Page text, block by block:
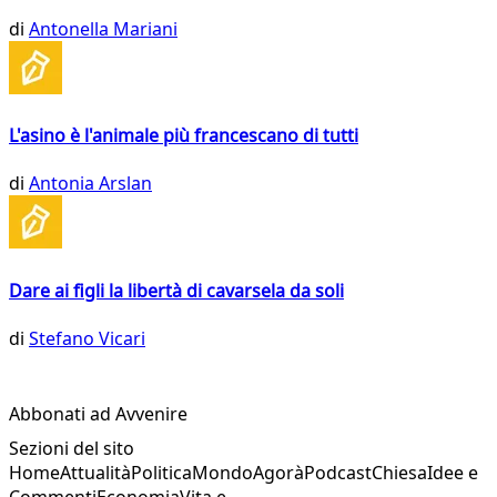
di Antonella Mariani
L'asino è l'animale più francescano di tutti
di Antonia Arslan
Dare ai figli la libertà di cavarsela da soli
di Stefano Vicari
Abbonati ad Avvenire
Sezioni del sito
HomeAttualitàPoliticaMondoAgoràPodcastChiesaIdee e